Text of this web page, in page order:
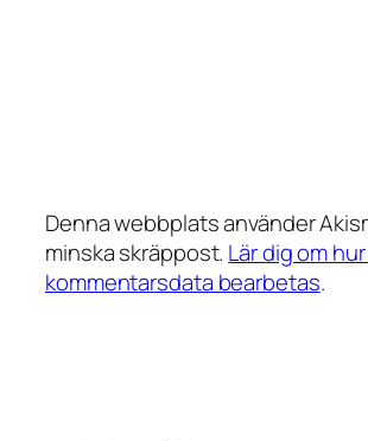
Denna webbplats använder
minska skräppost. Lär dig om
kommentarsdata bearbetas.